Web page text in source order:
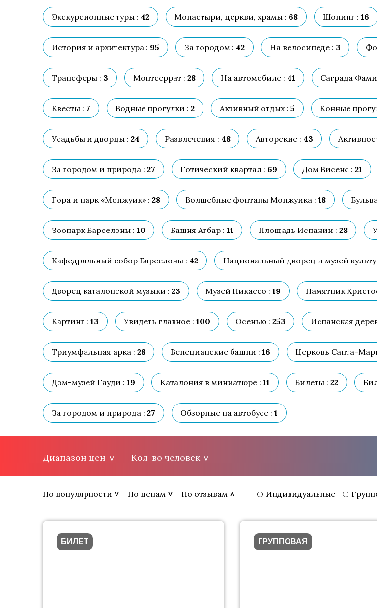
Экскурсионные туры : 42 Монастыри, церкви, храмы : 68 Шопинг : 16
История и архитектура : 95 За городом : 42 На велосипеде : 3
Трансферы : 3 Монтсеррат : 28 На автомобиле : 41 Саграда
Квесты : 7 Водные прогулки : 2 Активный отдых : 5 Конные
Усадьбы и дворцы : 24 Развлечения : 48 Авторские : 43
За городом и природа : 27 Готический квартал : 69 Дом Висенс : 21
Гора и парк «Монжуик» : 28 Волшебные фонтаны Монжуика : 18
Зоопарк Барселоны : 10 Башня Агбар : 11 Площадь Испании : 28
Кафедральный собор Барселоны : 42 Национальный дворец и музей
Дворец каталонской музыки : 23 Музей Пикассо : 19 Памятник
Картинг : 13 Увидеть главное : 100 Осенью : 253 Испанская
Триумфальная арка : 28 Венецианские башни : 16 Церковь Санта-
Дом-музей Гауди : 19 Каталония в миниатюре : 11 Билеты : 22
За городом и природа : 27 Обзорные на автобусе : 1
Диапазон цен Кол-во человек
По популярности По ценам По отзывам Индивидуальные
БИЛЕТ ГРУППОВАЯ